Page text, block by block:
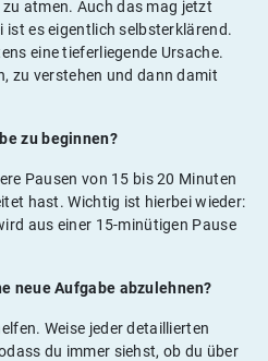
atmen. Auch das mag jetzt
ist es eigentlich selbsterklärend.
eine tieferliegende Ursache.
zu verstehen und dann damit
zu beginnen?
Pausen von 15 bis 20 Minuten
hast. Wichtig ist hierbei wieder:
aus einer 15-minütigen Pause
neue Aufgabe abzulehnen?
Weise jeder detaillierten
du immer siehst, ob du über